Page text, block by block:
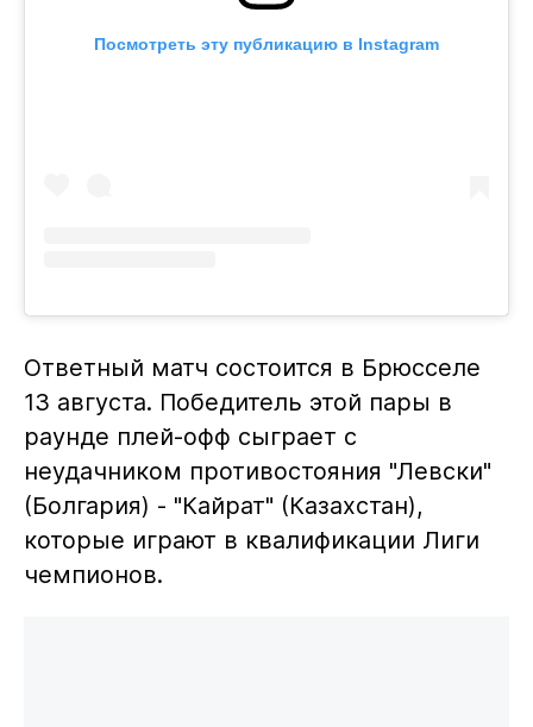
Посмотреть эту публикацию в Instagram
Ответный матч состоится в Брюсселе
13 августа. Победитель этой пары в
раунде плей-офф сыграет с
неудачником противостояния "Левски"
(Болгария) - "Кайрат" (Казахстан),
которые играют в квалификации Лиги
чемпионов.